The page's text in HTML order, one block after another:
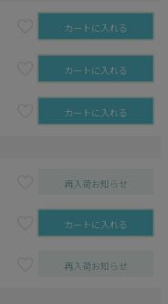
カートに入れる
カートに入れる
カートに入れる
再入荷お知らせ
カートに入れる
再入荷お知らせ